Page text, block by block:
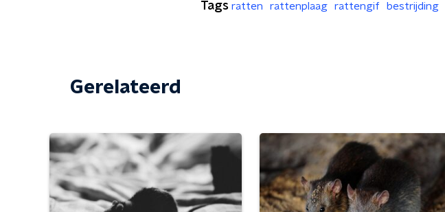
Tags ratten rattenplaag rattengif bestrijding
Gerelateerd